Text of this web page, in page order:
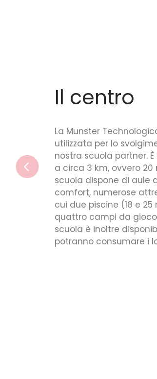
University di Cork è la sede
dei programmi estivi dalla
nel sobborgo di Bishopstown,
di bus dal centro cittadino. La
e luminose dotate di ogni
sportive all’avanguardia tra
una palestra multi sport,
e all’aperto. All’interno della
una mensa dove gli studenti